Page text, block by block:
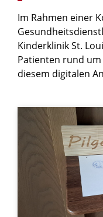
Im Rahmen einer
Kinderklinik St.
Patienten rund um
diesem digitalen